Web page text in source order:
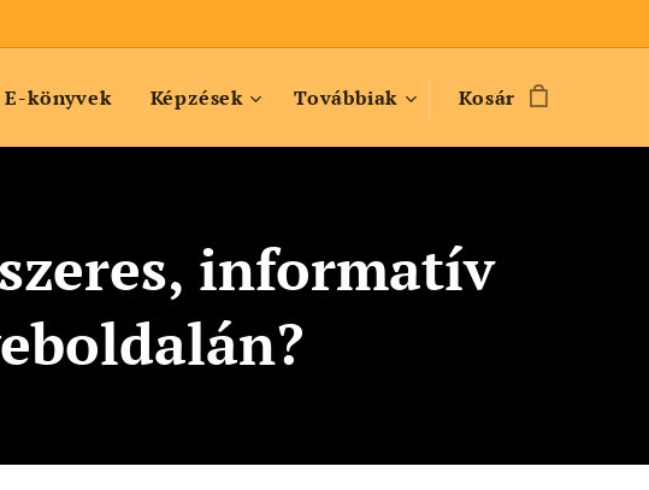
E-könyvek Képzések Továbbiak Kosár
informatív